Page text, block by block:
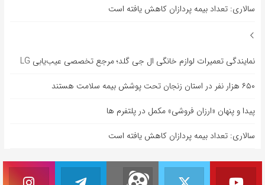
سالاری: تعداد بیمه پردازان کاهش یافته است
نمایندگی تعمیرات لوازم خانگی ال جی گلد؛ مرجع تخصصی عیب‌یابی LG
۶۵۰ هزار نفر در استان زنجان تحت پوشش بیمه سلامت هستند
پیدا و پنهان «ارزان فروشی» مکمل در پلتفرم ها
سالاری: تعداد بیمه پردازان کاهش یافته است